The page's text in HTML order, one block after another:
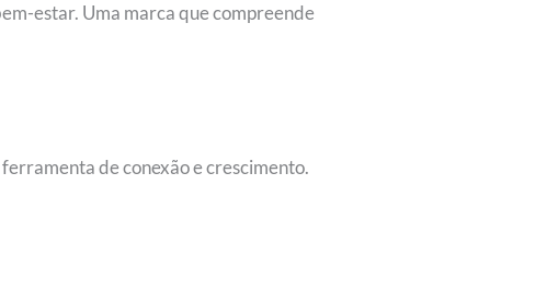
estar. Uma marca que compreende
de conexão e crescimento.